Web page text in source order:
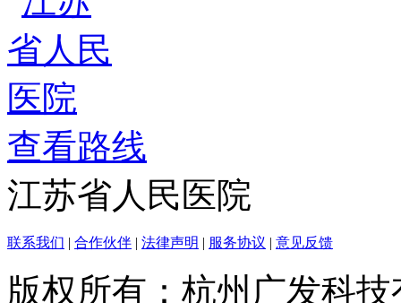
查看路线
江苏省人民医院
联系我们 | 合作伙伴 | 法律声明 | 服务协议 | 意见反馈
版权所有：杭州广发科